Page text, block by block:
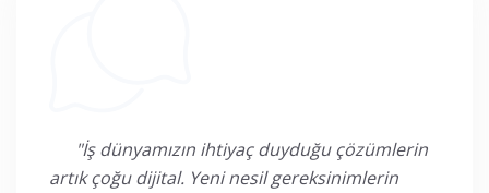
⠀⠀"İş dünyamızın ihtiyaç duyduğu çözümlerin
artık çoğu dijital. Yeni nesil gereksinimlerin